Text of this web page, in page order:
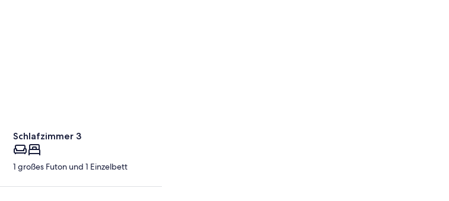
Schlafzimmer 3
1 großes Futon und 1 Einzelbett